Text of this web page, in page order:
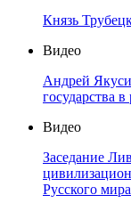
Князь
Видео
Андрей
государства
Видео
Заседание
Русского